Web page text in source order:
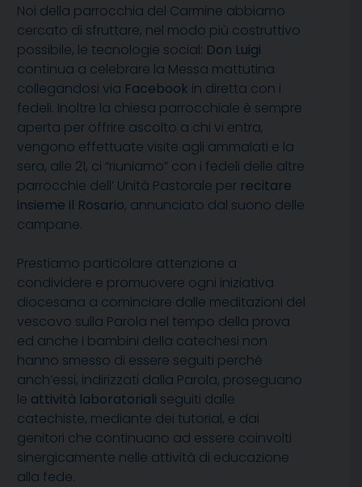
Noi della parrocchia del Carmine abbiamo
cercato di sfruttare, nel modo più costruttivo
possibile, le tecnologie social: Don Luigi
continua a celebrare la Messa mattutina
collegandosi via Facebook in diretta con i
fedeli. Inoltre la chiesa parrocchiale è sempre
aperta per offrire ascolto a chi vi entra,
vengono effettuate visite agli ammalati e la
sera, alle 21, ci “riuniamo” con i fedeli delle altre
parrocchie dell’ Unità Pastorale per recitare
insieme il Rosario, annunciato dal suono delle
campane.
Prestiamo particolare attenzione a
condividere e promuovere ogni iniziativa
diocesana a cominciare dalle meditazioni del
vescovo sulla Parola nel tempo della prova
ed anche i bambini della catechesi non
hanno smesso di essere seguiti perché
anch’essi, indirizzati dalla Parola, proseguano
le attività laboratoriali seguiti dalle
catechiste, mediante dei tutorial, e dai
genitori che continuano ad essere coinvolti
sinergicamente nelle attività di educazione
alla fede.